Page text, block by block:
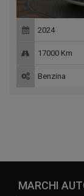
2024
17000 Km
Benzina
MARCHI